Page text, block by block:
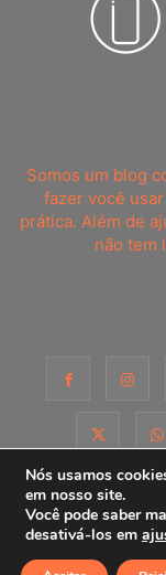
Somos um blog
fazer você
prática. Além de
não tem
Sobre Contato
Nós usamos
em nosso site.
Você pode saber
desativá-los em